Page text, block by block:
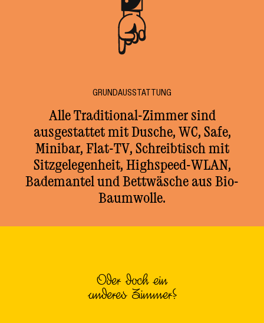
GRUNDAUSSTATTUNG
Alle Traditional-Zimmer sind
ausgestattet mit Dusche, WC, Safe,
Minibar, Flat-TV, Schreibtisch mit
Sitzgelegenheit, Highspeed-WLAN,
Bademantel und Bettwäsche aus Bio-
Baumwolle.
Oder doch ein
anderes Zimmer?